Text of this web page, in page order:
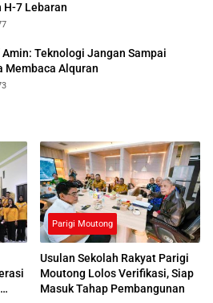
H-7 Lebaran
Amin: Teknologi Jangan Sampai
Membaca Alquran
Parigi Moutong
Usulan Sekolah Rakyat Parigi
Moutong Lolos Verifikasi, Siap
Masuk Tahap Pembangunan